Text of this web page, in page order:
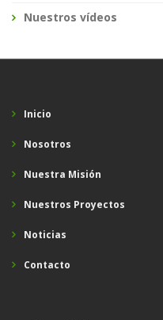
Nuestros vídeos
Inicio
Nosotros
Nuestra Misión
Nuestros Proyectos
Noticias
Contacto